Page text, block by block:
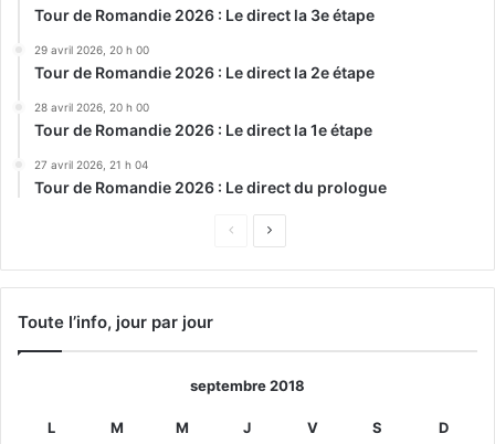
Tour de Romandie 2026 : Le direct la 3e étape
29 avril 2026, 20 h 00
Tour de Romandie 2026 : Le direct la 2e étape
28 avril 2026, 20 h 00
Tour de Romandie 2026 : Le direct la 1e étape
27 avril 2026, 21 h 04
Tour de Romandie 2026 : Le direct du prologue
Page
Page
Toute l’info, jour par jour
septembre 2018
L M M J V S D